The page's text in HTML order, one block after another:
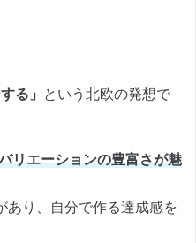
る」 という北欧の発想で
リエーションの豊富さが魅
あり、自分で作る達成感を